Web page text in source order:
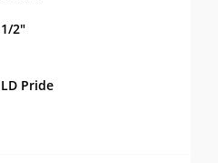
1/2"
LD Pride